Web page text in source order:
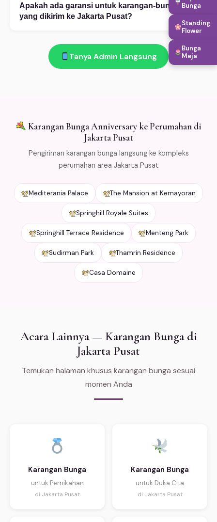
Ceritakan kebutuhan Anda — kategori, occasion,
budget, dan alamat tujuan di Jakarta Pusat. (2) Pilih
desain dari katalog atau custom. (3) Konfirmasi
pembayaran. (4) Bunga dikirim sesuai jadwal. Buka 24
Apakah ada garansi untuk karangan-bunga
yang dikirim ke Jakarta Pusat?
+
Ada! Garansi segar 100%: bunga layu atau rusak saat
diterima di Jakarta Pusat → kami ganti gratis. Salah
kirim → refund penuh. Kami kemas bunga dengan cold
Tanya Admin Langsung
Karangan Bunga Anniversary ke Perumahan di
Jakarta Pusat
Pengiriman karangan bunga langsung ke kompleks
perumahan area Jakarta Pusat
Mediterania Palace The Mansion at Kemayoran
Springhill Royale Suites
Springhill Terrace Residence Menteng Park
Sudirman Park Thamrin Residence
Casa Domaine
Acara Lainnya — Karangan Bunga di
Jakarta Pusat
Temukan halaman khusus karangan bunga sesuai
momen Anda
Karangan Bunga
untuk Pernikahan
di Jakarta Pusat
Karangan Bunga
untuk Duka Cita
di Jakarta Pusat
Bunga
Standing
Flower
Bunga
Meja